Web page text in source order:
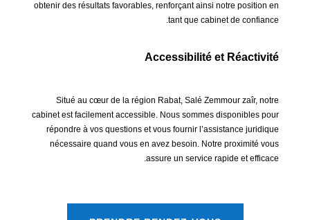
obtenir des résultats favorables, renforçant ainsi notre position en
tant que cabinet de confiance.
Accessibilité et Réactivité
Situé au cœur de la région Rabat, Salé Zemmour zaîr, notre
cabinet est facilement accessible. Nous sommes disponibles pour
répondre à vos questions et vous fournir l’assistance juridique
nécessaire quand vous en avez besoin. Notre proximité vous
assure un service rapide et efficace.